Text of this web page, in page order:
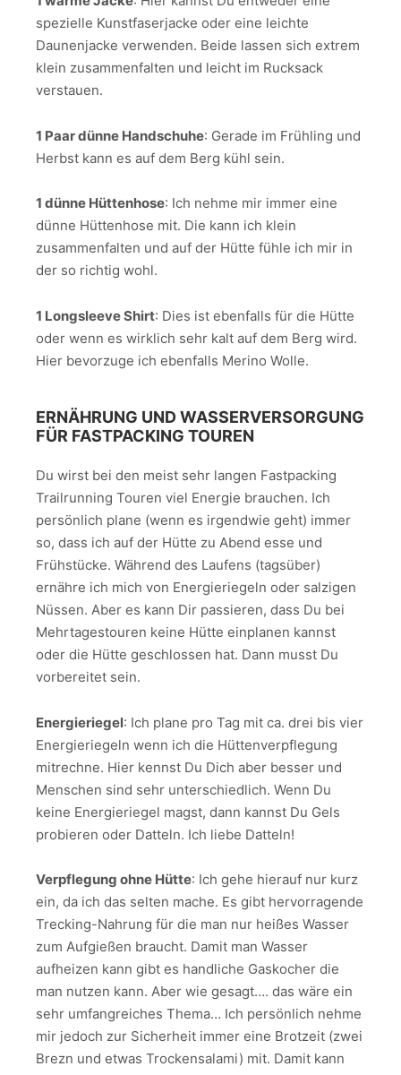
spezielle Kunstfaserjacke oder eine leichte
Daunenjacke verwenden. Beide lassen sich extrem
klein zusammenfalten und leicht im Rucksack
verstauen.
1 Paar dünne Handschuhe: Gerade im Frühling und
Herbst kann es auf dem Berg kühl sein.
1 dünne Hüttenhose: Ich nehme mir immer eine
dünne Hüttenhose mit. Die kann ich klein
zusammenfalten und auf der Hütte fühle ich mir in
der so richtig wohl.
1 Longsleeve Shirt: Dies ist ebenfalls für die Hütte
oder wenn es wirklich sehr kalt auf dem Berg wird.
Hier bevorzuge ich ebenfalls Merino Wolle.
ERNÄHRUNG UND WASSERVERSORGUNG
FÜR FASTPACKING TOUREN
Du wirst bei den meist sehr langen Fastpacking
Trailrunning Touren viel Energie brauchen. Ich
persönlich plane (wenn es irgendwie geht) immer
so, dass ich auf der Hütte zu Abend esse und
Frühstücke. Während des Laufens (tagsüber)
ernähre ich mich von Energieriegeln oder salzigen
Nüssen. Aber es kann Dir passieren, dass Du bei
Mehrtagestouren keine Hütte einplanen kannst
oder die Hütte geschlossen hat. Dann musst Du
vorbereitet sein.
Energieriegel: Ich plane pro Tag mit ca. drei bis vier
Energieriegeln wenn ich die Hüttenverpflegung
mitrechne. Hier kennst Du Dich aber besser und
Menschen sind sehr unterschiedlich. Wenn Du
keine Energieriegel magst, dann kannst Du Gels
probieren oder Datteln. Ich liebe Datteln!
Verpflegung ohne Hütte: Ich gehe hierauf nur kurz
ein, da ich das selten mache. Es gibt hervorragende
Trecking-Nahrung für die man nur heißes Wasser
zum Aufgießen braucht. Damit man Wasser
aufheizen kann gibt es handliche Gaskocher die
man nutzen kann. Aber wie gesagt…. das wäre ein
sehr umfangreiches Thema… Ich persönlich nehme
mir jedoch zur Sicherheit immer eine Brotzeit (zwei
Brezn und etwas Trockensalami) mit. Damit kann